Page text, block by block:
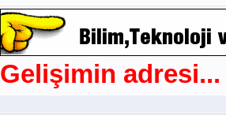
Gelişimin adresi...